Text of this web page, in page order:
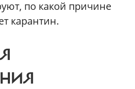
по какой причине
карантин.